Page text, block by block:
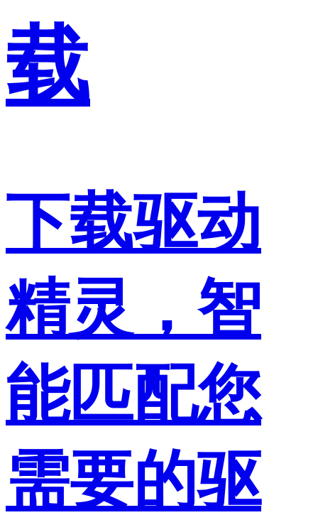
载
下载驱动
精灵，智
能匹配您
需要的驱